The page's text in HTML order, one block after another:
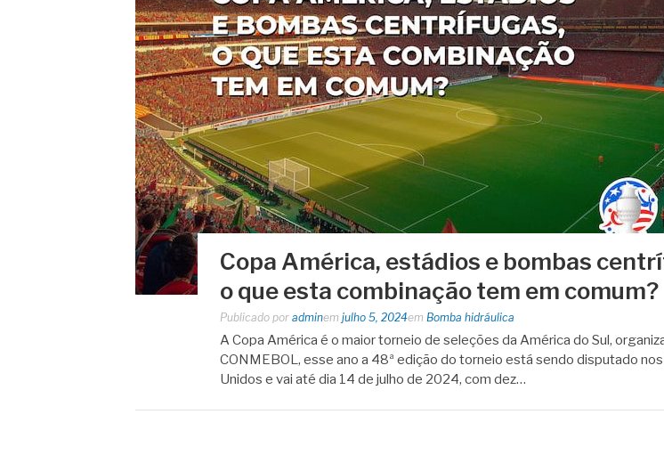
Copa América, estádios e bombas
o que esta combinação tem em comum?
Publicado por adminem julho 5, 2024em Bomba hidráulica
A Copa América é o maior torneio de seleções da América do Sul,
CONMEBOL, esse ano a 48ª edição do torneio está sendo disputado
Unidos e vai até dia 14 de julho de 2024, com dez…